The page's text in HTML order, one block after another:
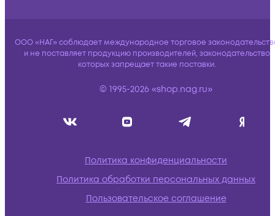
ООО «НАГ» соблюдает международное торговое
и не поставляет продукцию производителей, законодательство
которых запрещает такие поставки.
© 1995-2026 «shop.nag.ru»
Политика конфиденциальности
Политика обработки персональных данных
Пользовательское соглашение